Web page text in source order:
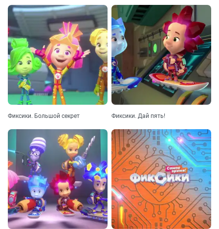
Фиксики. Большой секрет Фиксики. Дай пять!